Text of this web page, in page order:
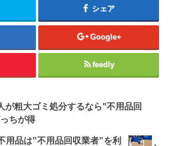
シェア
Google+
feedly
が粗大ゴミ処分するなら"不用品回
ちが得
用品は”不用品回収業者”を利